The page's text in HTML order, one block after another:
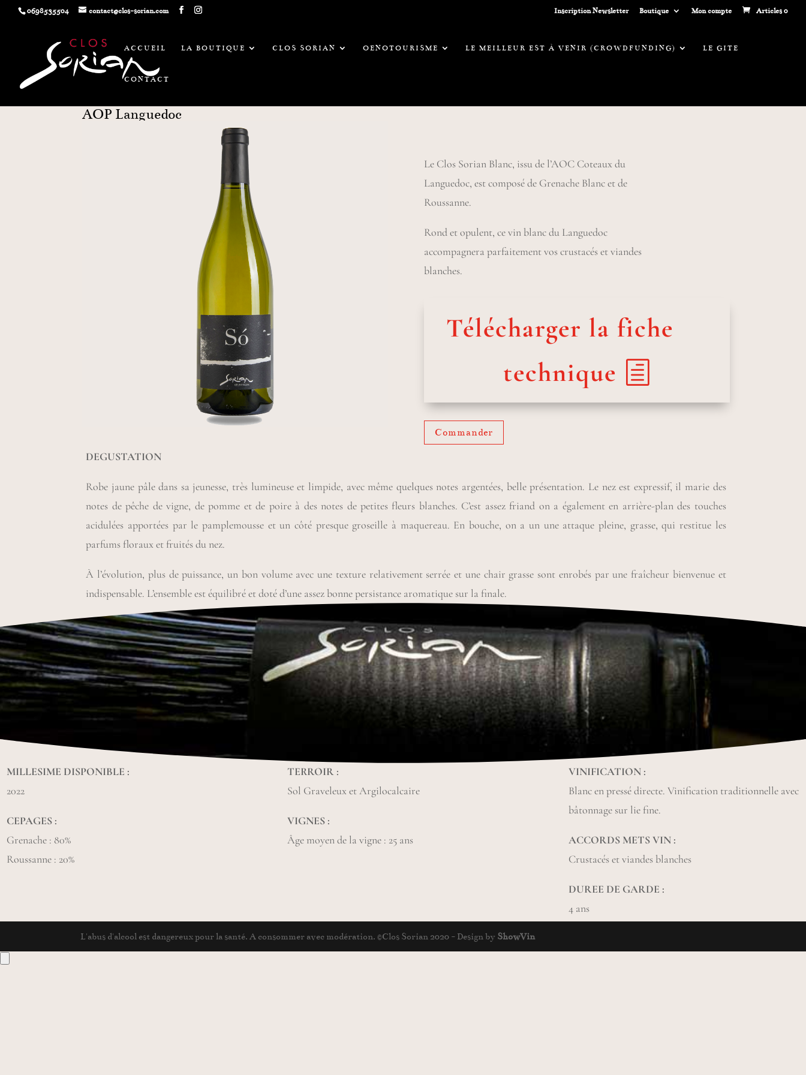
0698535504 contact@clos-sorian.com Inscription Newsletter Boutique Mon compte Articles 0
ACCUEIL LA BOUTIQUE CLOS SORIAN OENOTOURISME LE MEILLEUR EST À VENIR (CROWDFUNDING) LE GITE
CONTACT
AOP Languedoc
Le Clos Sorian Blanc, issu de l’AOC Coteaux du
Languedoc, est composé de Grenache Blanc et de
Roussanne.
Rond et opulent, ce vin blanc du Languedoc
accompagnera parfaitement vos crustacés et viandes
blanches.
Télécharger la fiche
technique
Commander
DEGUSTATION
Robe jaune pâle dans sa jeunesse, très lumineuse et limpide, avec même quelques notes argentées, belle présentation. Le nez est expressif, il marie des
notes de pêche de vigne, de pomme et de poire à des notes de petites fleurs blanches. C’est assez friand on a également en arrière-plan des touches
acidulées apportées par le pamplemousse et un côté presque groseille à maquereau. En bouche, on a un une attaque pleine, grasse, qui restitue les
parfums floraux et fruités du nez.
À l’évolution, plus de puissance, un bon volume avec une texture relativement serrée et une chair grasse sont enrobés par une fraîcheur bienvenue et
indispensable. L’ensemble est équilibré et doté d’une assez bonne persistance aromatique sur la finale.
MILLESIME DISPONIBLE :
2022
CEPAGES :
Grenache : 80%
Roussanne : 20%
TERROIR :
Sol Graveleux et Argilocalcaire
VIGNES :
Âge moyen de la vigne : 25 ans
VINIFICATION :
Blanc en pressé directe. Vinification traditionnelle avec
bâtonnage sur lie fine.
ACCORDS METS VIN :
Crustacés et viandes blanches
DUREE DE GARDE :
4 ans
L'abus d'alcool est dangereux pour la santé. A consommer avec modération. ©Clos Sorian 2020 - Design by ShowVin